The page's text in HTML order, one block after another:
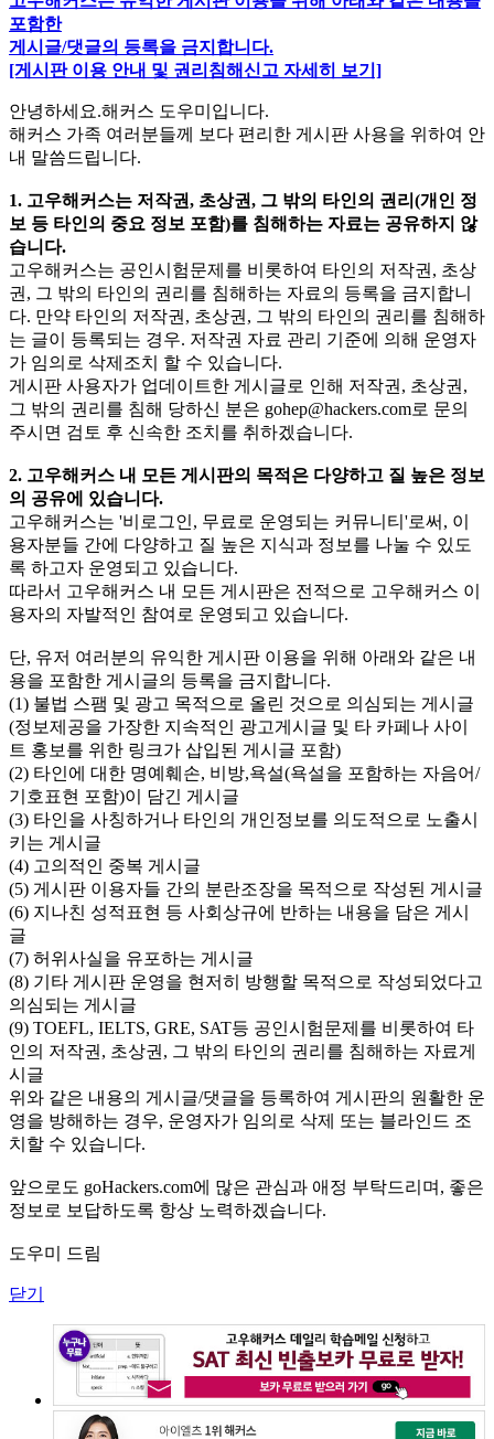
포함한
게시글/댓글의 등록을 금지합니다.
[게시판 이용 안내 및 권리침해신고 자세히 보기]
안녕하세요.해커스 도우미입니다.
해커스 가족 여러분들께 보다 편리한 게시판 사용을 위하여 안
내 말씀드립니다.
1. 고우해커스는 저작권, 초상권, 그 밖의 타인의 권리(개인 정
보 등 타인의 중요 정보 포함)를 침해하는 자료는 공유하지 않
습니다.
고우해커스는 공인시험문제를 비롯하여 타인의 저작권, 초상
권, 그 밖의 타인의 권리를 침해하는 자료의 등록을 금지합니
다. 만약 타인의 저작권, 초상권, 그 밖의 타인의 권리를 침해하
는 글이 등록되는 경우. 저작권 자료 관리 기준에 의해 운영자
가 임의로 삭제조치 할 수 있습니다.
게시판 사용자가 업데이트한 게시글로 인해 저작권, 초상권,
그 밖의 권리를 침해 당하신 분은 gohep@hackers.com로 문의
주시면 검토 후 신속한 조치를 취하겠습니다.
2. 고우해커스 내 모든 게시판의 목적은 다양하고 질 높은 정보
의 공유에 있습니다.
고우해커스는 '비로그인, 무료로 운영되는 커뮤니티'로써, 이
용자분들 간에 다양하고 질 높은 지식과 정보를 나눌 수 있도
록 하고자 운영되고 있습니다.
따라서 고우해커스 내 모든 게시판은 전적으로 고우해커스 이
용자의 자발적인 참여로 운영되고 있습니다.
단, 유저 여러분의 유익한 게시판 이용을 위해 아래와 같은 내
용을 포함한 게시글의 등록을 금지합니다.
(1) 불법 스팸 및 광고 목적으로 올린 것으로 의심되는 게시글
(정보제공을 가장한 지속적인 광고게시글 및 타 카페나 사이
트 홍보를 위한 링크가 삽입된 게시글 포함)
(2) 타인에 대한 명예훼손, 비방,욕설(욕설을 포함하는 자음어/
기호표현 포함)이 담긴 게시글
(3) 타인을 사칭하거나 타인의 개인정보를 의도적으로 노출시
키는 게시글
(4) 고의적인 중복 게시글
(5) 게시판 이용자들 간의 분란조장을 목적으로 작성된 게시글
(6) 지나친 성적표현 등 사회상규에 반하는 내용을 담은 게시
글
(7) 허위사실을 유포하는 게시글
(8) 기타 게시판 운영을 현저히 방행할 목적으로 작성되었다고
의심되는 게시글
(9) TOEFL, IELTS, GRE, SAT등 공인시험문제를 비롯하여 타
인의 저작권, 초상권, 그 밖의 타인의 권리를 침해하는 자료게
시글
위와 같은 내용의 게시글/댓글을 등록하여 게시판의 원활한 운
영을 방해하는 경우, 운영자가 임의로 삭제 또는 블라인드 조
치할 수 있습니다.
앞으로도 goHackers.com에 많은 관심과 애정 부탁드리며, 좋은
정보로 보답하도록 항상 노력하겠습니다.
도우미 드림
닫기